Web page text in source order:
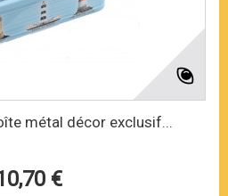
métal décor exclusif...
€